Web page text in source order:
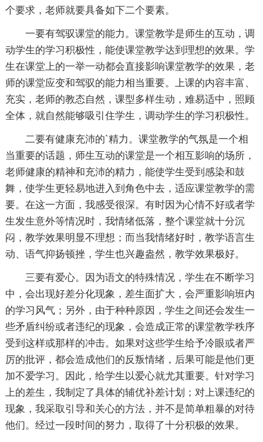
个要求，老师就要具备如下二个要素。
一要有驾驭课堂的能力。课堂教学是师生的互动，调
动学生的学习积极性，能使课堂教学达到理想的效果。学
生在课堂上的一举一动都会直接影响课堂教学的效果，老
师的课堂应变和驾驭的能力相当重要。上课的内容丰富、
充实，老师的教态自然，课型多样生动，难易适中，照顾
全体，就自然能够吸引住学生，调动学生的学习积极性。
二要有健康充沛的`精力。课堂教学的气氛是一个相
当重要的话题，师生互动的课堂是一个相互影响的场所，
老师健康的精神和充沛的精力，能使学生受到感染和鼓
舞，使学生更轻易地进入到角色中去，适应课堂教学的需
要。在这一方面，我感受很深。有时因为心情不好或者学
生发生意外等情况时，我情绪低落，整个课堂就十分沉
闷，教学效果明显不理想；而当我情绪好时，教学语言生
动、语气抑扬顿挫，学生也兴趣盎然，教学效果极好。
三要有爱心。因为语文的特殊情况，学生在不断学习
中，会出现好差分化现象，差生面扩大，会严重影响班内
的学习风气；另外，由于种种原因，学生之间还会发生一
些矛盾纠纷或者违纪的现象，会造成正常的课堂教学秩序
受到这样或那样的冲击。如果对这些学生给予冷眼或者严
厉的批评，都会造成他们的反叛情绪，后果可能是他们更
加不爱学习。因此，给学生以爱心就尤其重要。针对学习
上的差生，我制定了具体的辅优补差计划；对上课违纪的
现象，我采取引导和关心的方法，并不是简单粗暴的对待
他们。经过一段时间的努力，取得了十分积极的效果。